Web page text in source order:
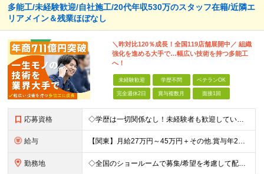
多能工/未経験歓迎/自社施工/20代年収530万のスタッフ在籍/近隣エ
リアメイン＆残業ほぼなし
＼昨対比120％成長！全国119店舗展開中／ 組織
強化を進める大手で…幅広い技術を持つ多能工
へ！
未経験歓迎 学歴不問 ベテランOK
完全週休2日 賞与複数月 面接1回
応募資格 ◇学歴は一切関係なし！未経験者も歓迎しています ◇30歳以下の方/普通自動車免許（AT限定可） ＼必須条件／ ・30歳以下の方（長期勤続によるキャリア形成のため） ・要普通免許（AT限定可） ＼募
給与 【関東】月給27万円～45万円＋その他.賞与年2回 【その他の地域】月給25万円～45万円＋その他.賞与年2回 ◆資格・能力等に応じて、それ以上の額からのスタートもあり！ 普免以外の資格やスキルがあ
勤務地 ◇全国のショールームで募集/希望を考慮して配属 ◇北海道/東北/関東/中部/近畿/中国・四国/九州 募集エリア ￣￣￣￣￣￣￣￣￣￣￣￣￣￣ ▽北海道エリア 北海道 ▽東北エリア 宮城県、福島県